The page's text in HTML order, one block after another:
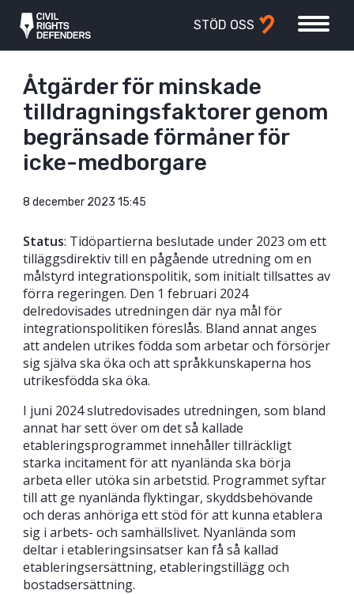
STÖD OSS
Åtgärder för minskade
tilldragningsfaktorer genom
begränsade förmåner för
icke-medborgare
8 december 2023 15:45
Status: Tidöpartierna beslutade under 2023 om ett
tilläggsdirektiv till en pågående utredning om en
målstyrd integrationspolitik, som initialt tillsattes av
förra regeringen. Den 1 februari 2024
delredovisades utredningen där nya mål för
integrationspolitiken föreslås. Bland annat anges
att andelen utrikes födda som arbetar och försörjer
sig själva ska öka och att språkkunskaperna hos
utrikesfödda ska öka.
I juni 2024 slutredovisades utredningen, som bland
annat har sett över om det så kallade
etableringsprogrammet innehåller tillräckligt
starka incitament för att nyanlända ska börja
arbeta eller utöka sin arbetstid. Programmet syftar
till att ge nyanlända flyktingar, skyddsbehövande
och deras anhöriga ett stöd för att kunna etablera
sig i arbets- och samhällslivet. Nyanlända som
deltar i etableringsinsatser kan få så kallad
etableringsersättning, etableringstillägg och
bostadsersättning.